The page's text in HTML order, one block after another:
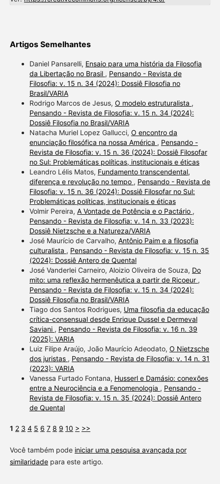
Artigos Semelhantes
Daniel Pansarelli, Ensaio para uma história da Filosofia
da Libertação no Brasil , Pensando - Revista de
Filosofia: v. 15 n. 34 (2024): Dossiê Filosofia no
Brasil/VARIA
Rodrigo Marcos de Jesus, O modelo estruturalista ,
Pensando - Revista de Filosofia: v. 15 n. 34 (2024):
Dossiê Filosofia no Brasil/VARIA
Natacha Muriel Lopez Gallucci, O encontro da
enunciação filosófica na nossa América , Pensando -
Revista de Filosofia: v. 15 n. 36 (2024): Dossiê Filosofar
no Sul: Problemáticas políticas, institucionais e éticas
Leandro Lélis Matos, Fundamento transcendental,
diferença e revolução no tempo , Pensando - Revista de
Filosofia: v. 15 n. 36 (2024): Dossiê Filosofar no Sul:
Problemáticas políticas, institucionais e éticas
Volmir Pereira, A Vontade de Potência e o Pactário ,
Pensando - Revista de Filosofia: v. 14 n. 33 (2023):
Dossiê Nietzsche e a Natureza/VARIA
José Maurício de Carvalho, Antônio Paim e a filosofia
culturalista , Pensando - Revista de Filosofia: v. 15 n. 35
(2024): Dossiê Antero de Quental
José Vanderlei Carneiro, Aloizio Oliveira de Souza, Do
mito: uma reflexão hermenêutica a partir de Ricoeur ,
Pensando - Revista de Filosofia: v. 15 n. 34 (2024):
Dossiê Filosofia no Brasil/VARIA
Tiago dos Santos Rodrigues, Uma filosofia da educação
crítica-consensual desde Enrique Dussel e Dermeval
Saviani , Pensando - Revista de Filosofia: v. 16 n. 39
(2025): VARIA
Luiz Filipe Araújo, João Maurício Adeodato, O Nietzsche
dos juristas , Pensando - Revista de Filosofia: v. 14 n. 31
(2023): VARIA
Vanessa Furtado Fontana, Husserl e Damásio: conexões
entre a Neurociência e a Fenomenologia , Pensando -
Revista de Filosofia: v. 15 n. 35 (2024): Dossiê Antero
de Quental
1 2 3 4 5 6 7 8 9 10 > >>
Você também pode iniciar uma pesquisa avançada por
similaridadepara este artigo.